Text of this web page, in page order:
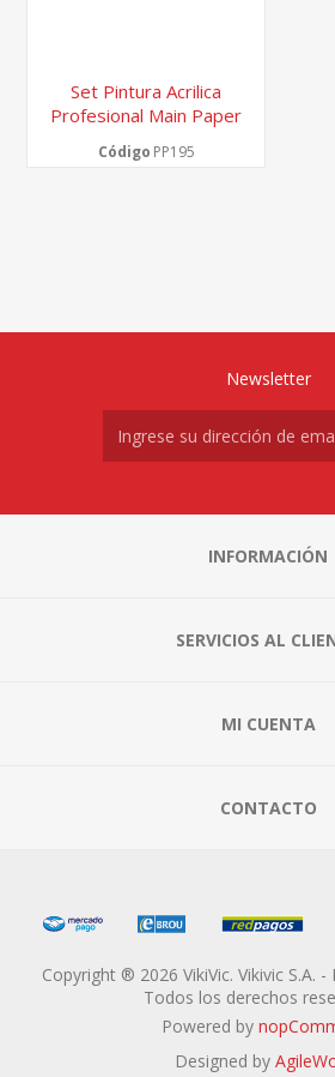
Set Pintura Acrilica
Profesional Main Paper
Código PP195
Newsletter
INFORMACIÓN
SERVICIOS AL
MI CUENTA
CONTACTO
Copyright ® 2026 VikiVic. Vikivic S.A.
Todos los derechos
Powered by
Designed by